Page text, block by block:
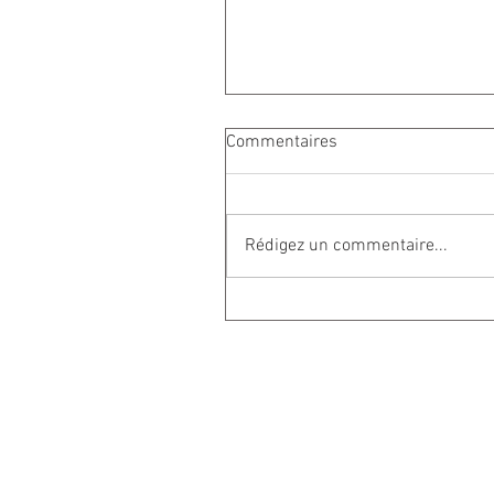
Commentaires
Rédigez un commentaire...